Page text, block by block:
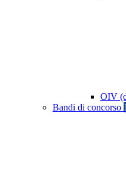
OIV
Bandi di concorso 1